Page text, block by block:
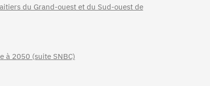
du Grand-ouest et du Sud-ouest de
à 2050 (suite SNBC)